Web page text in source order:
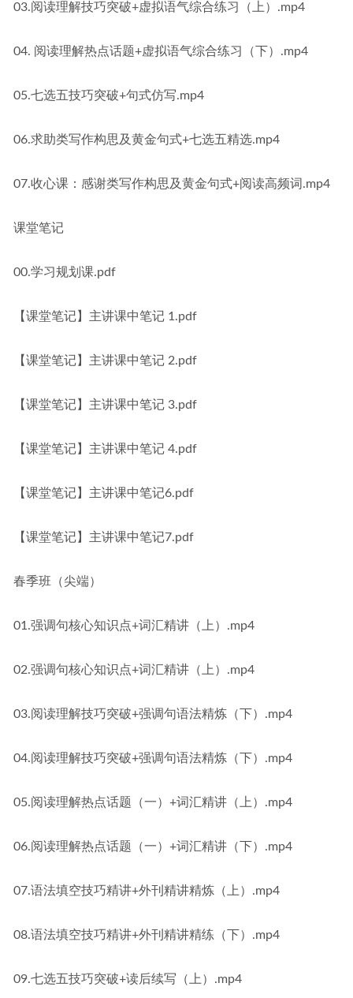
03.阅读理解技巧突破+虚拟语气综合练习（上）.mp4
04. 阅读理解热点话题+虚拟语气综合练习（下）.mp4
05.七选五技巧突破+句式仿写.mp4
06.求助类写作构思及黄金句式+七选五精选.mp4
07.收心课：感谢类写作构思及黄金句式+阅读高频词.mp4
课堂笔记
00.学习规划课.pdf
【课堂笔记】主讲课中笔记 1.pdf
【课堂笔记】主讲课中笔记 2.pdf
【课堂笔记】主讲课中笔记 3.pdf
【课堂笔记】主讲课中笔记 4.pdf
【课堂笔记】主讲课中笔记6.pdf
【课堂笔记】主讲课中笔记7.pdf
春季班（尖端）
01.强调句核心知识点+词汇精讲（上）.mp4
02.强调句核心知识点+词汇精讲（上）.mp4
03.阅读理解技巧突破+强调句语法精炼（下）.mp4
04.阅读理解技巧突破+强调句语法精炼（下）.mp4
05.阅读理解热点话题（一）+词汇精讲（上）.mp4
06.阅读理解热点话题（一）+词汇精讲（下）.mp4
07.语法填空技巧精讲+外刊精讲精炼（上）.mp4
08.语法填空技巧精讲+外刊精讲精练（下）.mp4
09.七选五技巧突破+读后续写（上）.mp4